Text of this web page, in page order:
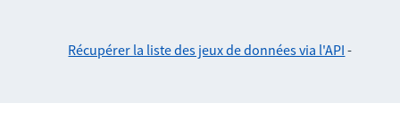
Récupérer la liste des jeux de données via l'API -